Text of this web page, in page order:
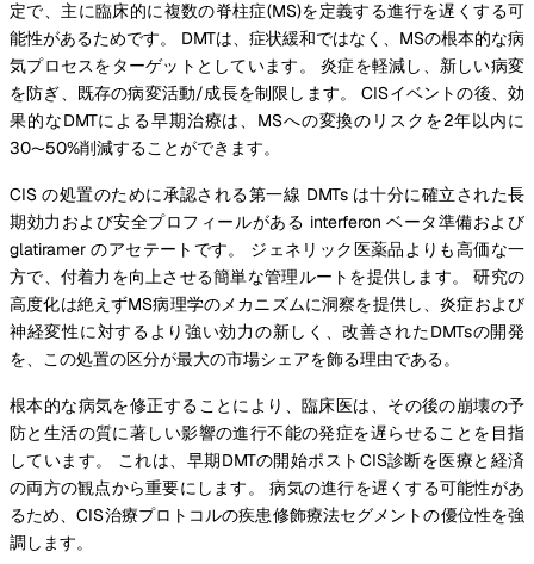
定で、主に臨床的に複数の脊柱症(MS)を定義する進行を遅くする可
能性があるためです。 DMTは、症状緩和ではなく、MSの根本的な病
気プロセスをターゲットとしています。 炎症を軽減し、新しい病変
を防ぎ、既存の病変活動/成長を制限します。 CISイベントの後、効
果的なDMTによる早期治療は、MSへの変換のリスクを2年以内に
30〜50%削減することができます。
CIS の処置のために承認される第一線 DMTs は十分に確立された長
期効力および安全プロフィールがある interferon ベータ準備および
glatiramer のアセテートです。 ジェネリック医薬品よりも高価な一
方で、付着力を向上させる簡単な管理ルートを提供します。 研究の
高度化は絶えずMS病理学のメカニズムに洞察を提供し、炎症および
神経変性に対するより強い効力の新しく、改善されたDMTsの開発
を、この処置の区分が最大の市場シェアを飾る理由である。
根本的な病気を修正することにより、臨床医は、その後の崩壊の予
防と生活の質に著しい影響の進行不能の発症を遅らせることを目指
しています。 これは、早期DMTの開始ポストCIS診断を医療と経済
の両方の観点から重要にします。 病気の進行を遅くする可能性があ
るため、CIS治療プロトコルの疾患修飾療法セグメントの優位性を強
調します。